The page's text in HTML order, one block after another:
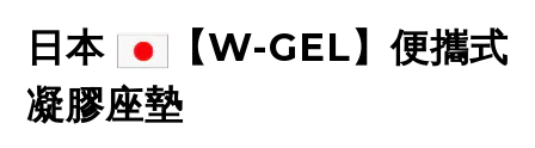
日本
【W-GEL】便攜式
凝膠座墊